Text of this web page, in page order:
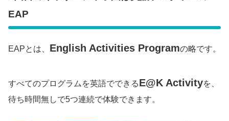
EAP
EAPとは、 English Activities Programの略です。
すべてのプログラムを英語でできるE@K Activityを、
待ち時間無しで5つ連続で体験できます。